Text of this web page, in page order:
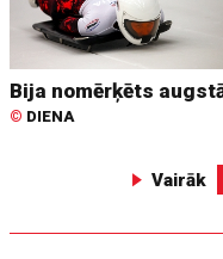
Bija nomērķēts
© DIENA
Vairāk